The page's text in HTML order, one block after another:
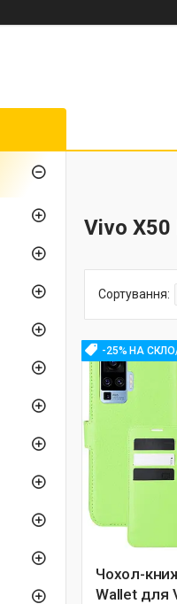
Vivo X50
-25% НА
Чохол-
Wallet для